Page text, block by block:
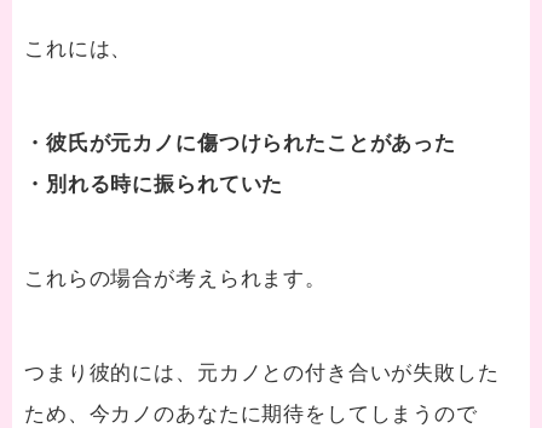
これには、
・彼氏が元カノに傷つけられたことがあった
・別れる時に振られていた
これらの場合が考えられます。
つまり彼的には、元カノとの付き合いが失敗した
ため、今カノのあなたに期待をしてしまうので